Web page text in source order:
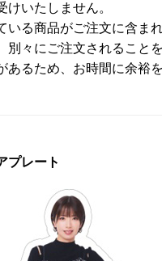
いたしません。
る商品がご注文に含ま
々にご注文されること
るため、お時間に余裕
プレート